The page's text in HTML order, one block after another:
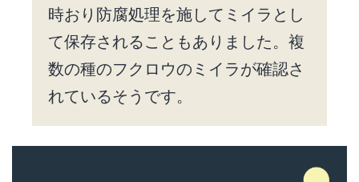
時おり防腐処理を施してミイラとし
て保存されることもありました。複
数の種のフクロウのミイラが確認さ
れているそうです。